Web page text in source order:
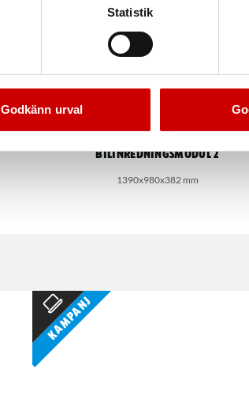
Statistik
Godkänn urval
Bilinredningsmodul 2
1390x980x382 mm
Kampanj